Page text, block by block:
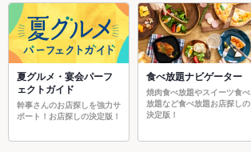
夏グルメ・宴会パーフ
ェクトガイド
幹事さんのお店探しを強力サ
ポート！お店探しの決定版！
食べ放題ナビゲーター
焼肉食べ放題やスイーツ食べ
放題など食べ放題お店探しの
決定版！